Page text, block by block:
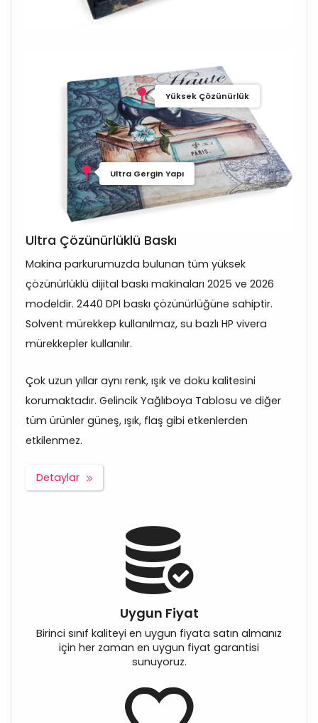
Yüksek Çözünürlük
Ultra Gergin Yapı
Ultra Çözünürlüklü Baskı
Makina parkurumuzda bulunan tüm yüksek
çözünürlüklü dijital baskı makinaları 2025 ve 2026
modeldir. 2440 DPI baskı çözünürlüğüne sahiptir.
Solvent mürekkep kullanılmaz, su bazlı HP vivera
mürekkepler kullanılır.
Çok uzun yıllar aynı renk, ışık ve doku kalitesini
korumaktadır. Gelincik Yağlıboya Tablosu ve diğer
tüm ürünler güneş, ışık, flaş gibi etkenlerden
etkilenmez.
Detaylar
Uygun Fiyat
Birinci sınıf kaliteyi en uygun fiyata satın almanız
için her zaman en uygun fiyat garantisi
sunuyoruz.